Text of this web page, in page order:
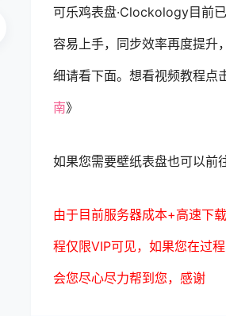
可乐鸡表盘·Clockology目前
容易上手，同步效率再度提升
细请看下面。想看视频教程点
南》
如果您需要壁纸表盘也可以前
由于目前服务器成本+高速下
程仅限VIP可见，如果您在过
会您尽心尽力帮到您，感谢